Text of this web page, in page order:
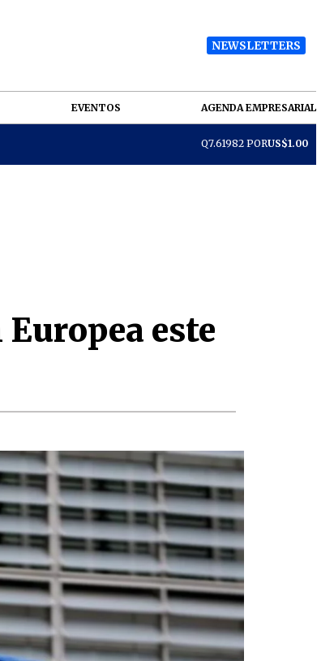
NEWSLETTERS
EVENTOS AGENDA EMPRESARIAL
Q7.61982 PORUS$1.00
este